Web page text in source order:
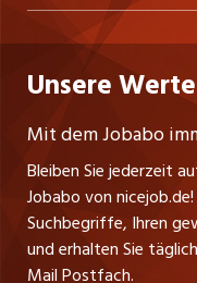
Praktika
Lehrstellen
Führungspositionen
Management / Kader-
Personalvermittler
Datenschutzerklärung
Nutzungsbedingungen
Impressum
westjob.at
jobzüri.ch
jobmittelland.ch
jobbern.ch
jobbasel.ch
Niederlassung
Fa. nicejob.de
PR Medien GmbH
Lindauer Straße 16
D-88239 Wangen
Tel. +49 07522
Thomas Reiner
Ansprechpartner
Unsere Werte
Mit dem Jobabo
Bleiben Sie jederzeit
Jobabo von
Suchbegriffe, Ihren
und erhalten Sie
Mail Postfach.